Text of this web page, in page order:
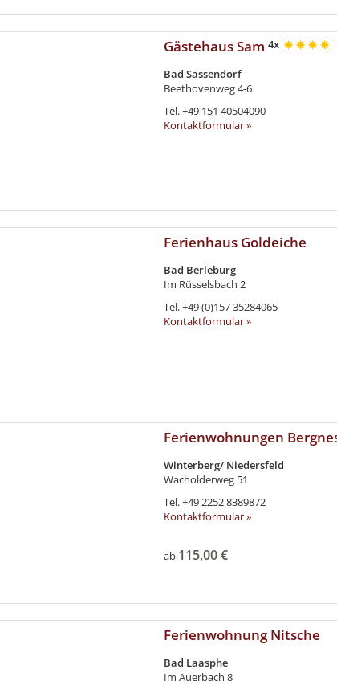
Gästehaus Sam 4x
Bad Sassendorf
Beethovenweg 4-6
Tel.+49 151 40504090
Kontaktformular »
Ferienhaus Goldeiche
Bad Berleburg
Im Rüsselsbach 2
Tel.+49 (0)157 35284065
Kontaktformular »
Ferienwohnungen
Winterberg/ Niedersfeld
Wacholderweg 51
Tel.+49 2252 8389872
Kontaktformular »
ab 115,00 €
Ferienwohnung Nitsche
Bad Laasphe
Im Auerbach 8